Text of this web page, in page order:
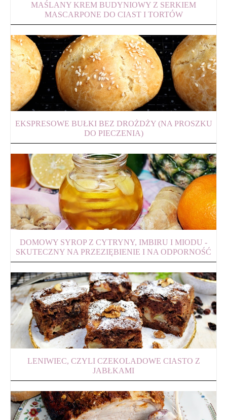
MAŚLANY KREM BUDYNIOWY Z SERKIEM
MASCARPONE DO CIAST I TORTÓW
EKSPRESOWE BUŁKI BEZ DROŻDŻY (NA PROSZKU
DO PIECZENIA)
DOMOWY SYROP Z CYTRYNY, IMBIRU I MIODU -
SKUTECZNY NA PRZEZIĘBIENIE I NA ODPORNOŚĆ
LENIWIEC, CZYLI CZEKOLADOWE CIASTO Z
JABŁKAMI